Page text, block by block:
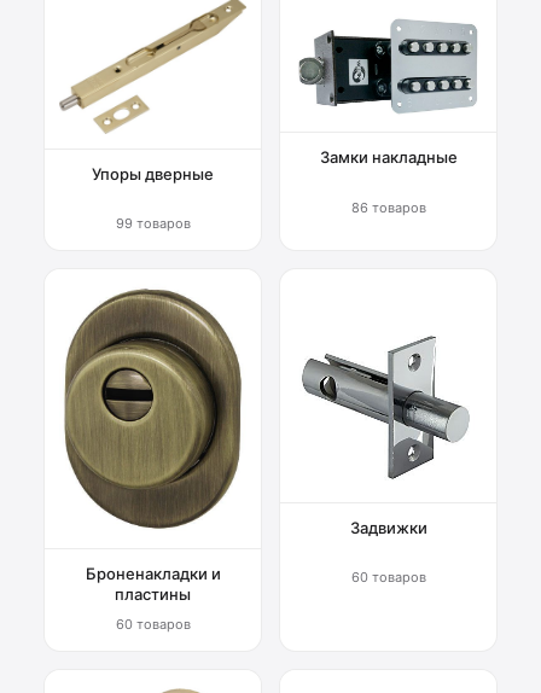
Упоры дверные
99 товаров
Замки накладные
86 товаров
Броненакладки и
пластины
60 товаров
Задвижки
60 товаров